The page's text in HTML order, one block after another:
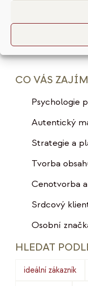
Doba čtení 3,7 min.
CO VÁS
Psychologie
Autentický
Strategie a
Tvorba
Cenotvorba
Srdcový
Osobní
HLEDAT
ideální zákazník